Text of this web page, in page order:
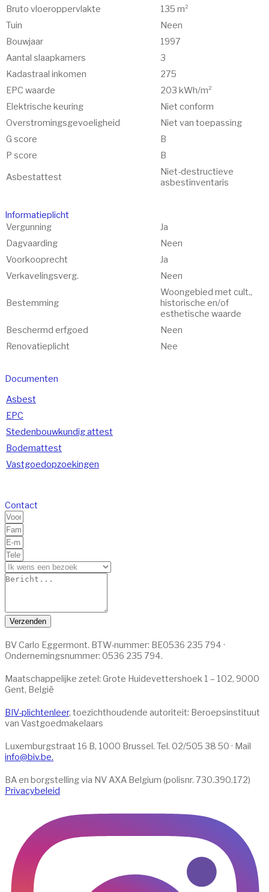
Bruto vloer­oppervlakte
135 m²
Tuin
Neen
Bouwjaar
1997
Aantal slaapkamers
3
Kadastraal inkomen
275
EPC waarde
203 kWh/m²
Elektrische keuring
Niet conform
Overstromings­gevoeligheid
Niet van toepassing
G score
B
P score
B
Asbestattest
Niet-destructieve
asbestinventaris
Informatieplicht
Vergunning
Ja
Dagvaarding
Neen
Voorkooprecht
Ja
Verkavelingsverg.
Neen
Bestemming
Woongebied met cult.,
historische en/of
esthetische waarde
Beschermd erfgoed
Neen
Renovatieplicht
Nee
Documenten
Asbest
EPC
Stedenbouwkundig attest
Bodemattest
Vastgoedopzoekingen
Contact
Verzenden
BV Carlo Eggermont. BTW-nummer: BE0536 235 794 ·
Ondernemingsnummer: 0536 235 794.
Maatschappelijke zetel: Grote Huidevettershoek 1 – 102, 9000
Gent, België
BIV-plichtenleer, toezichthoudende autoriteit: Beroeps­instituut
van Vastgoedmakelaars
Luxemburgstraat 16 B, 1000 Brussel. Tel. 02/505 38 50 · Mail
info@biv.be.
BA en borgstelling via NV AXA Belgium (polisnr. 730.390.172)
Privacybeleid